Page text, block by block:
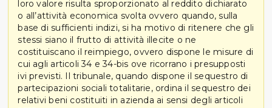
loro valore risulta sproporzionato al reddito dichiarato
o all’attività economica svolta ovvero quando, sulla
base di sufficienti indizi, si ha motivo di ritenere che gli
stessi siano il frutto di attività illecite o ne
costituiscano il reimpiego, ovvero dispone le misure di
cui agli articoli 34 e 34-bis ove ricorrano i presupposti
ivi previsti. Il tribunale, quando dispone il sequestro di
partecipazioni sociali totalitarie, ordina il sequestro dei
relativi beni costituiti in azienda ai sensi degli articoli